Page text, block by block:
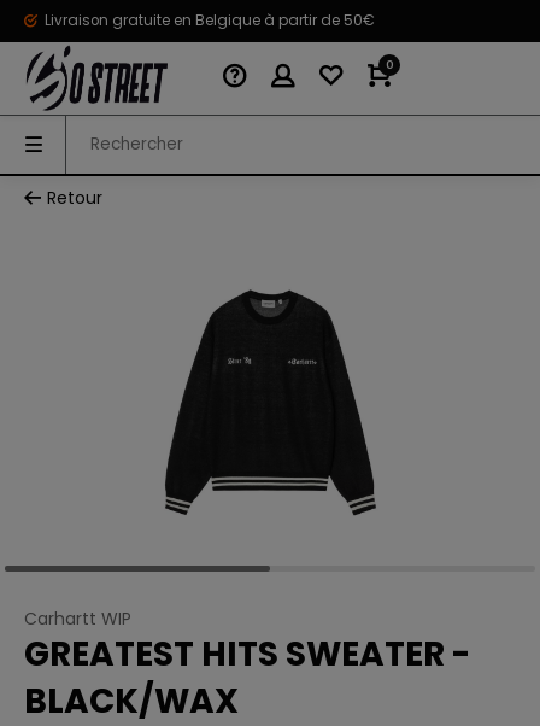
Livraison gratuite en Belgique à partir de 50€
0
Retour
Carhartt WIP
GREATEST HITS SWEATER -
BLACK/WAX